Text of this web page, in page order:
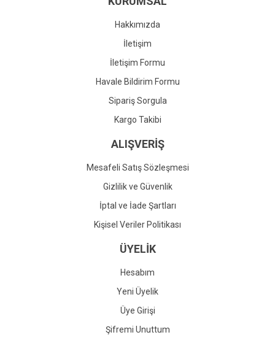
Gönder
Hakkımızda
İletişim
İletişim Formu
Havale Bildirim Formu
Sipariş Sorgula
Kargo Takibi
ALIŞVERİŞ
Mesafeli Satış Sözleşmesi
Gizlilik ve Güvenlik
İptal ve İade Şartları
Kişisel Veriler Politikası
ÜYELİK
Hesabım
Yeni Üyelik
Üye Girişi
Şifremi Unuttum